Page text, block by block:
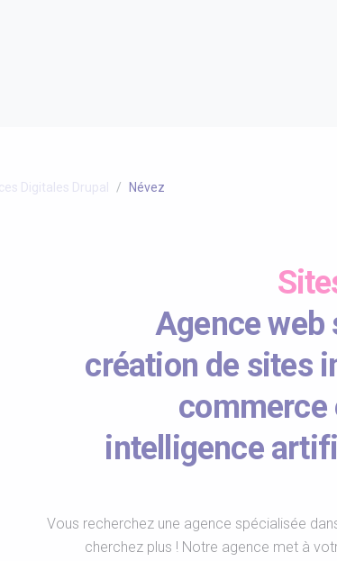
Digitales Drupal Névez
Agence web
création de sites
commerce
intelligence
Vous recherchez une agence spécialisée
cherchez plus ! Notre agence met à